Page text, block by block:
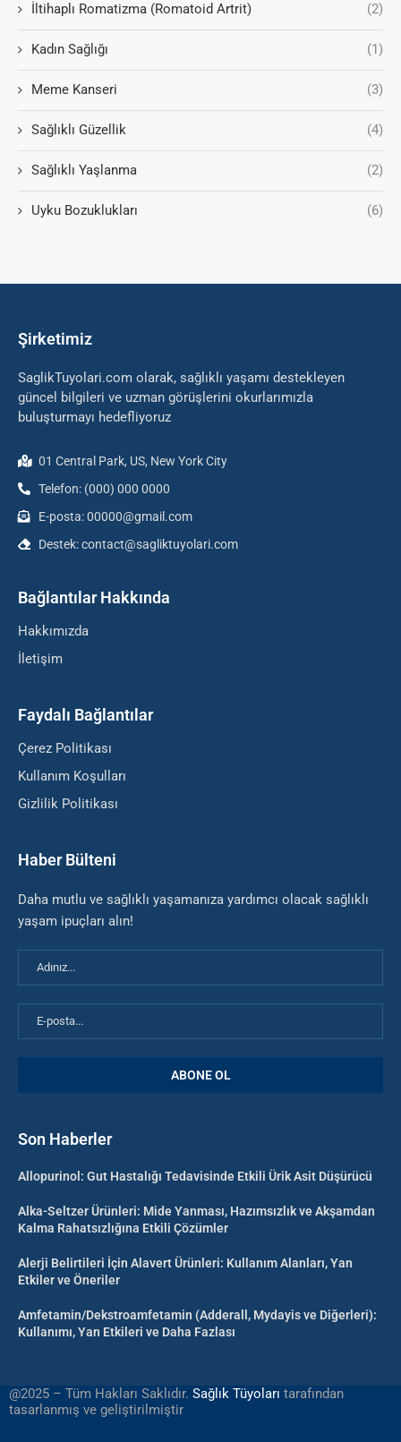
İltihaplı Romatizma (Romatoid Artrit) (2)
Kadın Sağlığı (1)
Meme Kanseri (3)
Sağlıklı Güzellik (4)
Sağlıklı Yaşlanma (2)
Uyku Bozuklukları (6)
Şirketimiz
SaglikTuyolari.com olarak, sağlıklı yaşamı destekleyen
güncel bilgileri ve uzman görüşlerini okurlarımızla
buluşturmayı hedefliyoruz
01 Central Park, US, New York City
Telefon: (000) 000 0000
E-posta: 00000@gmail.com
Destek: contact@sagliktuyolari.com
Bağlantılar Hakkında
Hakkımızda
İletişim
Faydalı Bağlantılar
Çerez Politikası
Kullanım Koşulları
Gizlilik Politikası
Haber Bülteni
Daha mutlu ve sağlıklı yaşamanıza yardımcı olacak sağlıklı
yaşam ipuçları alın!
Son Haberler
Allopurinol: Gut Hastalığı Tedavisinde Etkili Ürik Asit Düşürücü
Alka-Seltzer Ürünleri: Mide Yanması, Hazımsızlık ve Akşamdan
Kalma Rahatsızlığına Etkili Çözümler
Alerji Belirtileri İçin Alavert Ürünleri: Kullanım Alanları, Yan
Etkiler ve Öneriler
Amfetamin/Dekstroamfetamin (Adderall, Mydayis ve Diğerleri):
Kullanımı, Yan Etkileri ve Daha Fazlası
@2025 – Tüm Hakları Saklıdır. Sağlık Tüyoları tarafından
tasarlanmış ve geliştirilmiştir